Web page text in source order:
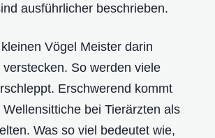
ausführlicher beschrieben.
Vögel Meister darin
So werden viele
Erschwerend kommt
bei Tierärzten als
Was so viel bedeutet wie,